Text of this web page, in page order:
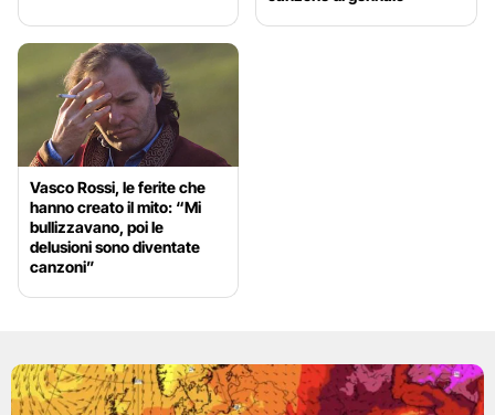
Vasco Rossi, le ferite che
hanno creato il mito: “Mi
bullizzavano, poi le
delusioni sono diventate
canzoni”